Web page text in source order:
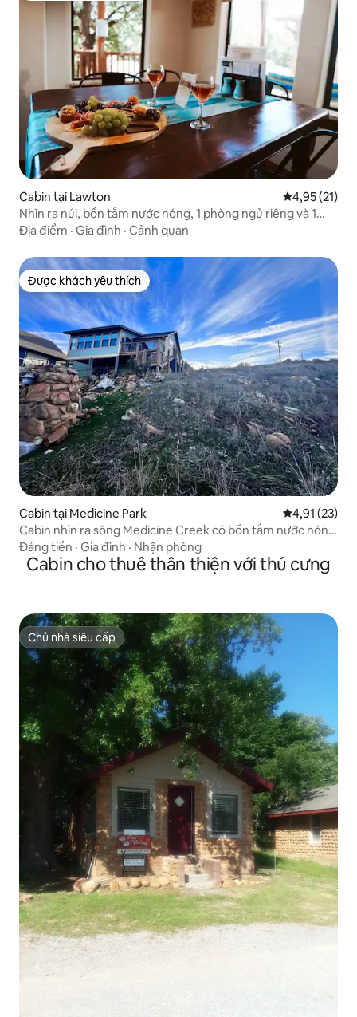
Cabin tại Lawton Xếp hạng
4,95 (21)
Nhìn ra núi, bồn tắm nước nóng, 1 phòng ngủ riêng và 1
phòng ngủ trên gác lửng
Địa điểm · Gia đình · Cảnh quan
Được khách yêu thích
Được khách yêu thích
Cabin tại Medicine Park Xếp hạng
4,91 (23)
Cabin nhìn ra sông Medicine Creek có bồn tắm nước nóng
- 2 phòng ngủ
Đáng tiền · Gia đình · Nhận phòng
Cabin cho thuê thân thiện với thú cưng
Chủ nhà siêu cấp
Chủ nhà siêu cấp